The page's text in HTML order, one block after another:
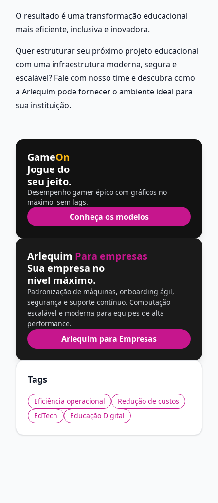
O resultado é uma transformação educacional
mais eficiente, inclusiva e inovadora.
Quer estruturar seu próximo projeto educacional
com uma infraestrutura moderna, segura e
escalável? Fale com nosso time e descubra como
a Arlequim pode fornecer o ambiente ideal para
sua instituição.
GameOn
Jogue do
seu jeito.
Desempenho gamer épico com gráficos no
máximo, sem lags.
Conheça os modelos
Arlequim Para empresas
Sua empresa no
nível máximo.
Padronização de máquinas, onboarding ágil,
segurança e suporte contínuo. Computação
escalável e moderna para equipes de alta
performance.
Arlequim para Empresas
Tags
Eficiência operacional
Redução de custos
EdTech
Educação Digital